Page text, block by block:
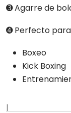
➌ Agarre de
➍ Perfecto
Boxeo
Kick Boxing
|